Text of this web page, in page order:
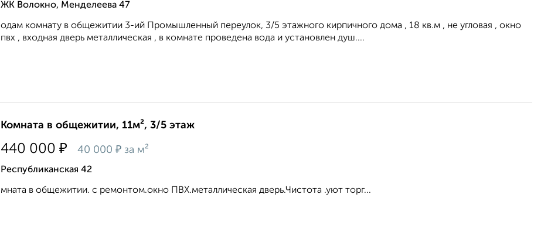
ЖК Волокно, Менделеева 47
одам комнату в общежитии 3-ий Промышленный переулок, 3/5 этажного кирпичного дома , 18 кв.м , не угловая , окно
пвх , входная дверь металлическая , в комнате проведена вода и установлен душ....
Комната в общежитии, 11м², 3/5 этаж
440 000 ₽ 40 000 ₽ за м²
Республиканская 42
мната в общежитии. с ремонтом.окно ПВХ.металлическая дверь.Чистота .уют торг...